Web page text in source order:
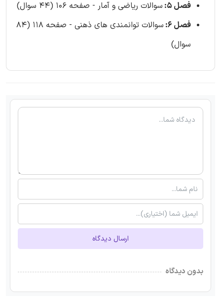
فصل 5:
سوالات ریاضی و آمار - صفحه 106 (44 سوال)
فصل 6:
سوالات توانمندی های ذهنی - صفحه 118 (84
سوال)
ارسال دیدگاه
بدون دیدگاه